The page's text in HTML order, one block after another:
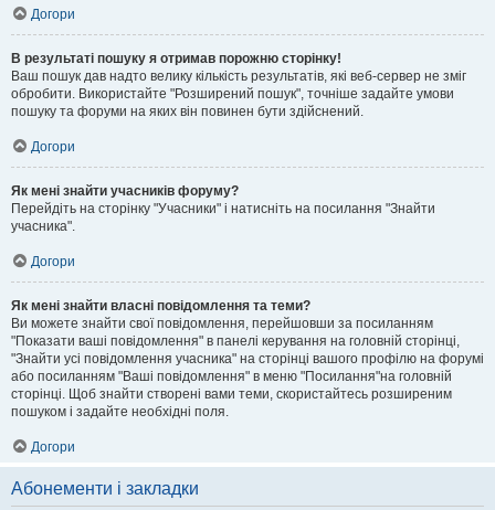
Догори
В результаті пошуку я отримав порожню сторінку!
Ваш пошук дав надто велику кількість результатів, які веб-сервер не зміг
обробити. Використайте "Розширений пошук", точніше задайте умови
пошуку та форуми на яких він повинен бути здійснений.
Догори
Як мені знайти учасників форуму?
Перейдіть на сторінку "Учасники" і натисніть на посилання "Знайти
учасника".
Догори
Як мені знайти власні повідомлення та теми?
Ви можете знайти свої повідомлення, перейшовши за посиланням
"Показати ваші повідомлення" в панелі керування на головній сторінці,
"Знайти усі повідомлення учасника" на сторінці вашого профілю на форумі
або посиланням "Ваші повідомлення" в меню "Посилання"на головній
сторінці. Щоб знайти створені вами теми, скористайтесь розширеним
пошуком і задайте необхідні поля.
Догори
Абонементи і закладки